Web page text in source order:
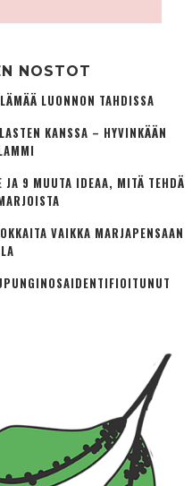
NOSTOT
LUONNON TAHDISSA
KANSSA – HYVINKÄÄN
JA 9 MUUTA IDEAA, MITÄ TEHDÄ
VAIKKA MARJAPENSAAN